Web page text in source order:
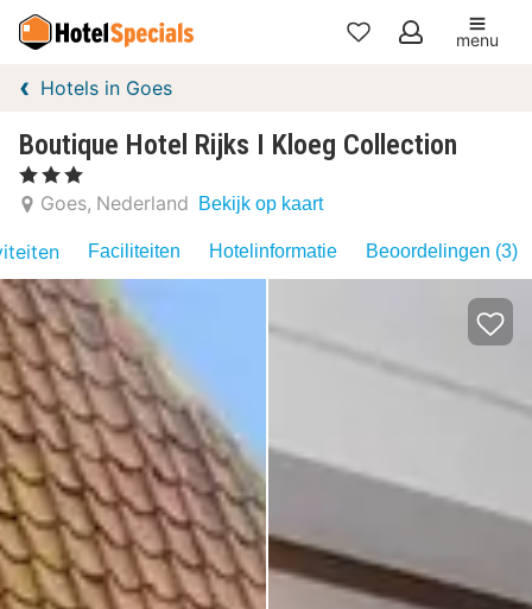
Mijn
menu
Hotels in Goes
Boutique Hotel Rijks I Kloeg Collection
, 3 Sterren
Goes Nederland Bekijk op kaart
Faciliteiten Hotelinformatie Beoordelingen (3)